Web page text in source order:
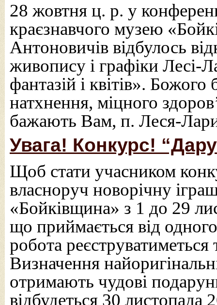
28 жовтня ц. р. у
краєзнавчого музею
Антоновичів відбулось
живопису і графіки Лесі-
фантазій і квітів».
натхнення, міцного
бажають Вам, п. Леся-
Увага! Конкурс!
Щоб стати учасником
власноруч новорічну
«Бойківщина» з 1 до 29
що приймається від
робота
Визначення
отримають чудові
відбудеться 30 листопада